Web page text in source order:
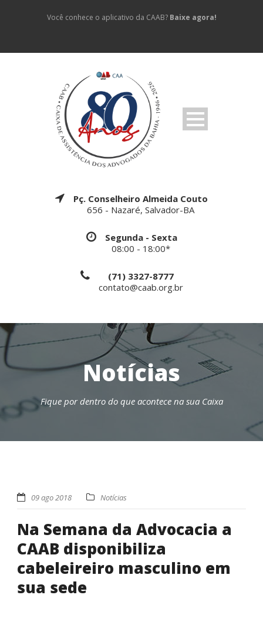
Você conhece o aplicativo da CAAB? Baixe agora!
Pç. Conselheiro Almeida Couto
656 - Nazaré, Salvador-BA
Segunda - Sexta
08:00 - 18:00*
(71) 3327-8777
contato@caab.org.br
Notícias
Fique por dentro do que acontece na sua Caixa
09 ago 2018 Notícias
Na Semana da Advocacia a
CAAB disponibiliza
cabeleireiro masculino em
sua sede